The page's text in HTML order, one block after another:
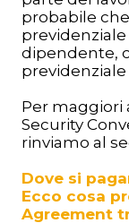
probabile
dipendente,
Per maggiori
Security
rinviamo al
Dove si
Ecco cosa
Agreement